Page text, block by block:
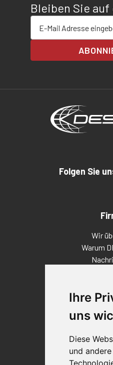
Ihre
uns
Diese
und
Bleiben Sie
Wir
Warum
Folgen Sie